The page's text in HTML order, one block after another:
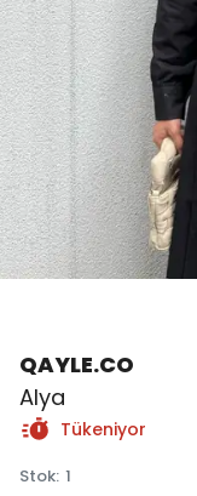
QAYLE.CO
Alya
Tükeniyor
Stok: 1